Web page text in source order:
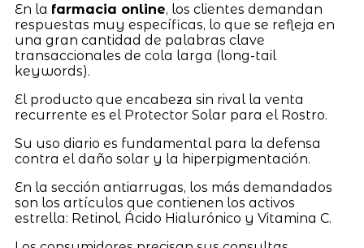
En la farmacia online, los clientes demandan
respuestas muy específicas, lo que se refleja en
una gran cantidad de palabras clave
transaccionales de cola larga (long-tail
keywords).
El producto que encabeza sin rival la venta
recurrente es el Protector Solar para el Rostro.
Su uso diario es fundamental para la defensa
contra el daño solar y la hiperpigmentación.
En la sección antiarrugas, los más demandados
son los artículos que contienen los activos
estrella: Retinol, Ácido Hialurónico y Vitamina C.